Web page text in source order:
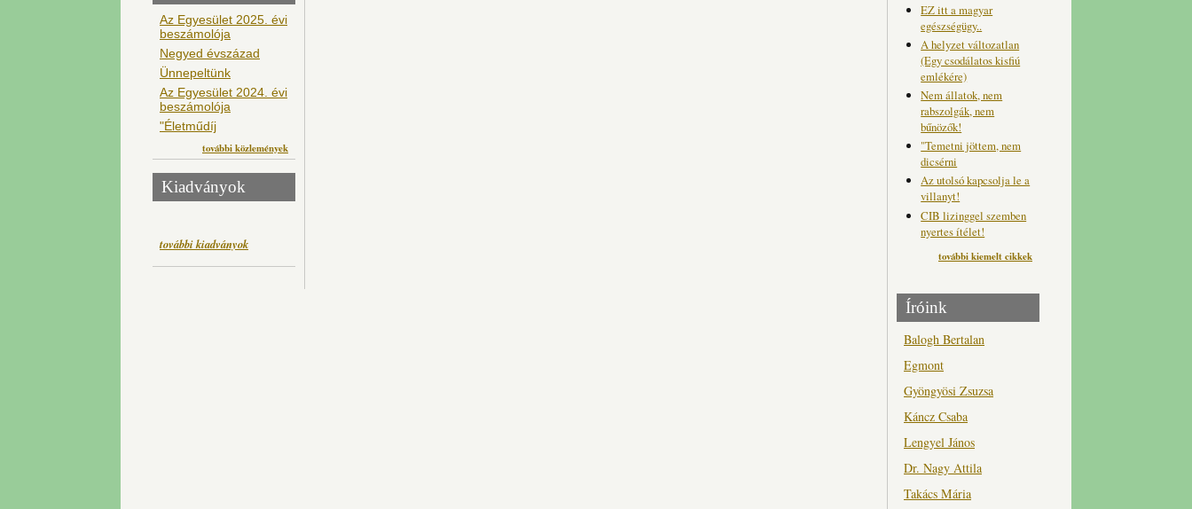
Az Egyesület 2025. évi
beszámolója
Negyed évszázad
Ünnepeltünk
Az Egyesület 2024. évi
beszámolója
"Életműdíj
további közlemények
Kiadványok
további kiadványok
EZ itt a magyar
egészségügy..
A helyzet változatlan
(Egy csodálatos kisfiú
emlékére)
Nem állatok, nem
rabszolgák, nem
bűnözők!
"Temetni jöttem, nem
dicsérni
Az utolsó kapcsolja le a
villanyt!
CIB lizinggel szemben
nyertes ítélet!
további kiemelt cikkek
Íróink
Balogh Bertalan
Egmont
Gyöngyösi Zsuzsa
Káncz Csaba
Lengyel János
Dr. Nagy Attila
Takács Mária